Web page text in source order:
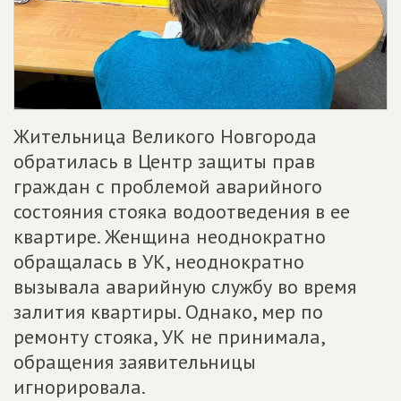
Жительница Великого Новгорода
обратилась в Центр защиты прав
граждан с проблемой аварийного
состояния стояка водоотведения в ее
квартире. Женщина неоднократно
обращалась в УК, неоднократно
вызывала аварийную службу во время
залития квартиры. Однако, мер по
ремонту стояка, УК не принимала,
обращения заявительницы
игнорировала.